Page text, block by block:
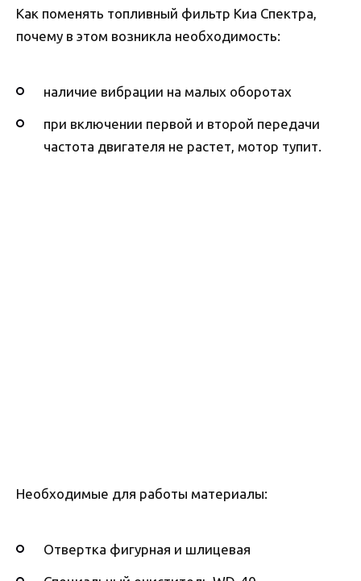
Как поменять топливный фильтр Киа Спектра,
почему в этом возникла необходимость:
наличие вибрации на малых оборотах
при включении первой и второй передачи
частота двигателя не растет, мотор тупит.
Необходимые для работы материалы:
Отвертка фигурная и шлицевая